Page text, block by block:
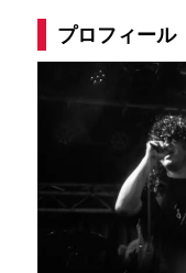
プロフィール